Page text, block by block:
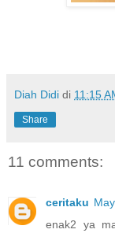
Diah Didi di 11:15
Share
11 comments:
ceritaku
enak2 ya